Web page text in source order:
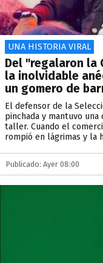
UNA HISTORIA VIRAL
Del "regalaron la
la inolvidable
un gomero de
El defensor de la
pinchada y mantuvo
taller. Cuando el
rompió en lágrimas y la
Publicado: Ayer 08:00